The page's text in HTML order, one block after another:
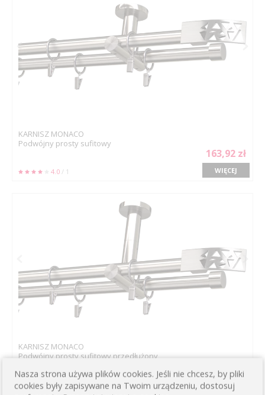
KARNISZ MONACO
Podwójny prosty sufitowy
4.0 / 1
163,92 zł
WIĘCEJ
KARNISZ MONACO
Podwójny prosty sufitowy przedłużony
WIĘCEJ
Nasza strona używa plików cookies. Jeśli nie chcesz, by pliki
cookies były zapisywane na Twoim urządzeniu, dostosuj